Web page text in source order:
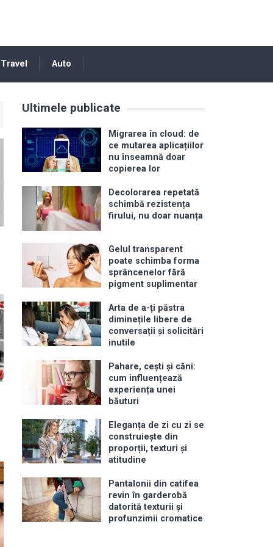
Travel Auto
Ultimele publicate
Migrarea în cloud: de
ce mutarea aplicațiilor
nu înseamnă doar
copierea lor
Decolorarea repetată
schimbă rezistența
firului, nu doar nuanța
Gelul transparent
poate schimba forma
sprâncenelor fără
pigment suplimentar
Arta de a-ți păstra
diminețile libere de
conversații și solicitări
inutile
Pahare, cești și căni:
cum influențează
experiența unei
băuturi
Eleganța de zi cu zi se
construiește din
proporții, texturi și
atitudine
Pantalonii din catifea
revin în garderobă
datorită texturii și
profunzimii cromatice